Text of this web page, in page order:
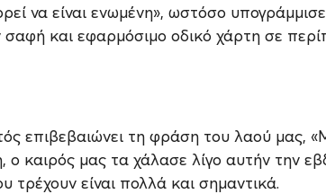
να είναι ενωμένη», ωστόσο υπογράμμισε
σαφή και εφαρμόσιμο οδικό χάρτη σε
επιβεβαιώνει τη φράση του λαού μας,
ο καιρός μας τα χάλασε λίγο αυτήν την
είναι πολλά και σημαντικά.